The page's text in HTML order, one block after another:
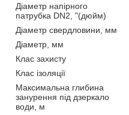
Діаметр напірного
патрубка DN2, "(дюйм)
Діаметр свердловини, мм
Діаметр, мм
Клас захисту
Клас ізоляції
Максимальна глибина
занурення під дзеркало
води, м